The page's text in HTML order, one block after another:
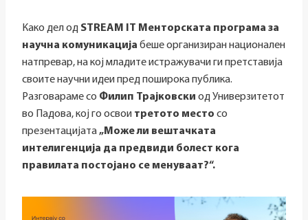
Како дел од STREAM IT Менторската програма за
научна комуникација беше организиран национален
натпревар, на кој младите истражувачи ги претставија
своите научни идеи пред поширока публика.
Разговараме со Филип Трајковски од Универзитетот
во Падова, кој го освои третото место со
презентацијата„Може ли вештачката
интелигенција да предвиди болест кога
правилата постојано се менуваат?“.